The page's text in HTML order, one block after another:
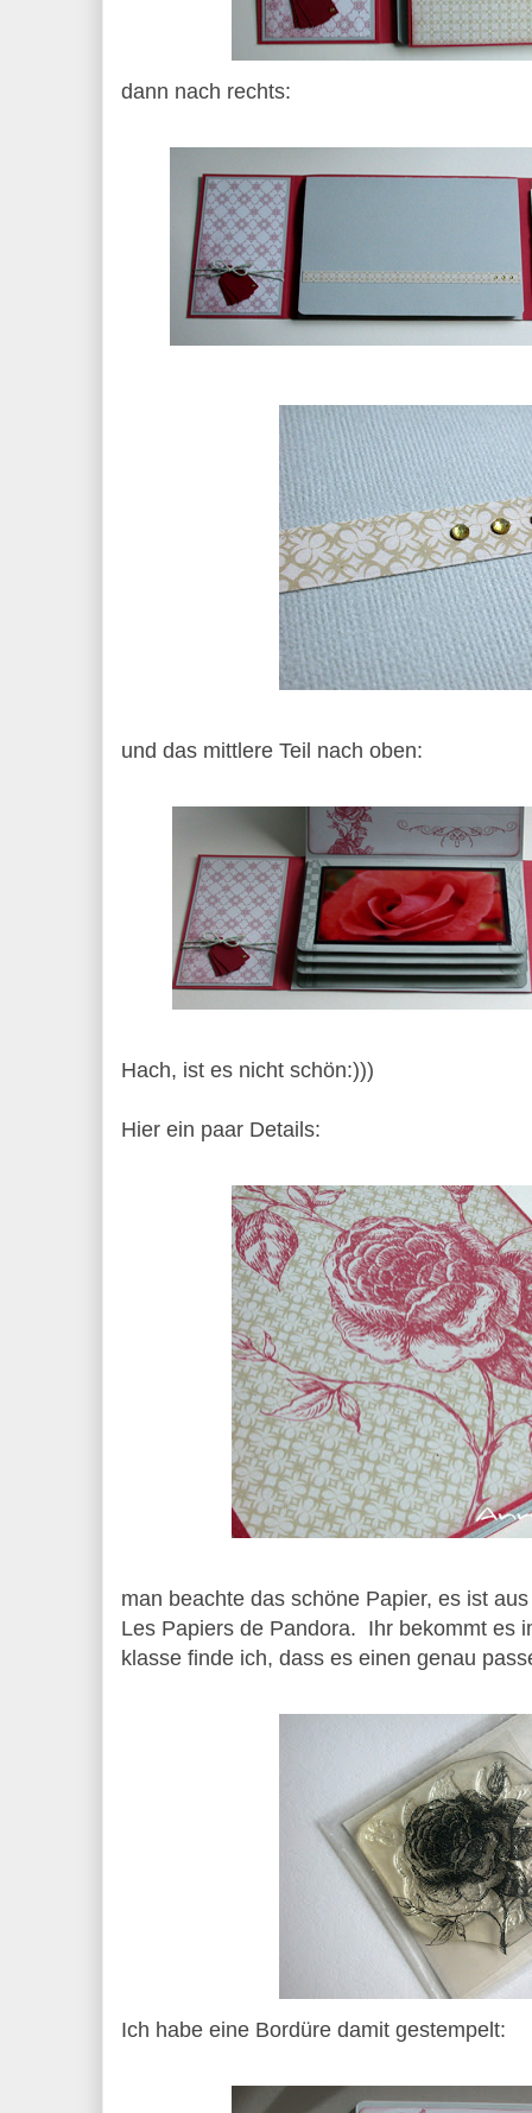
dann nach rechts:
und das mittlere Teil nach oben:
Hach, ist es nicht schön:)))
Hier ein paar Details:
man beachte das schöne Papier, es ist
Les Papiers de Pandora. Ihr bekommt es
klasse finde ich, dass es einen genau
Ich habe eine Bordüre damit gestempelt: